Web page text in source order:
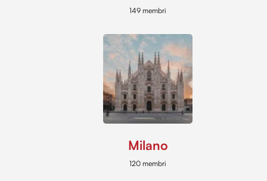
149 membri
Milano
120 membri